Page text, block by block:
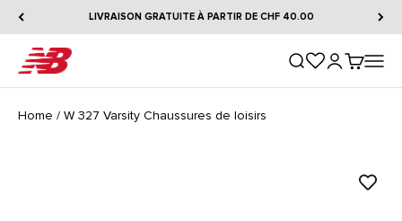
LIVRAISON GRATUITE À PARTIR DE CHF 40.00
New Balance Ouvrir la recherche
Ouvrir le
Voir leOuvrir
Home / W 327 Varsity Chaussures de loisirs